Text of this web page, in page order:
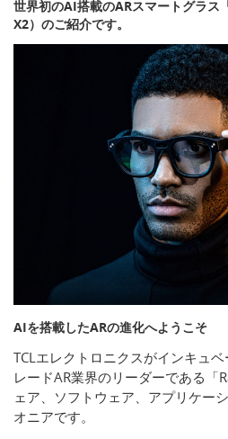
世界初のAI搭載のARスマートグラス
X2）のご紹介です。
AIを搭載したARの進化へようこそ
TCLエレクトロニクスがインキュ
レードAR業界のリーダーである「
ェア、ソフトウェア、アプリケー
オニアです。